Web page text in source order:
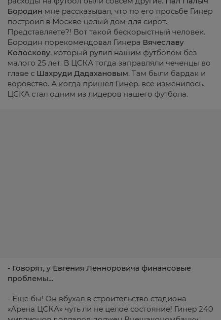
Бородин мне рассказывал, что по его просьбе Гинер
построил в Москве целый дом для сирот.
Представляете?! Вот такой бескорыстный человек.
Бородин порекомендовал Гинера Вячеславу
Колоскову, который рулил нашим футболом без
малого 25 лет. В ЦСКА тогда заправляли чеченцы во
главе с Шахруди Дадахановым. Там были бардак и
воровство. А когда пришел Гинер, все изменилось.
ЦСКА стал одним из лидеров нашего футбола.
- Говорят, у Евгения Ленноровича финансовые
проблемы…
- Еще бы! Он вбухал в строительство стадиона
«Арена ЦСКА» чуть ли не целое состояние! Гинер 240